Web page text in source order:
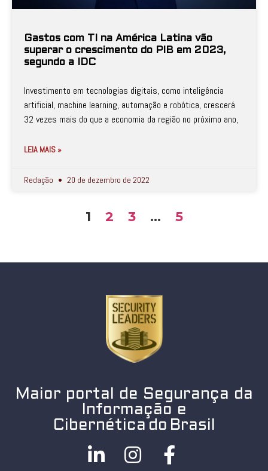
Gastos com TI na América Latina vão
superar o crescimento do PIB em 2023,
segundo a IDC
Investimento em tecnologias digitais, como inteligência
artificial, machine learning, automação e robótica, crescerá
32 vezes mais do que a economia da região no próximo ano,
LEIA MAIS »
Redação 20 de dezembro de 2022
1 2 3 … 5
Maior portal de Segurança da
Informação e
Cibernética do Brasil